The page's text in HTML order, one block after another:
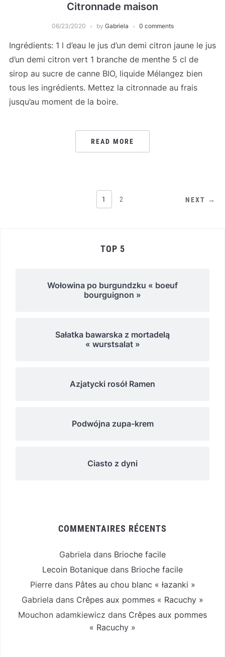
Citronnade maison
06/23/2020 by Gabriela 0 comments
Ingrédients: 1 l d’eau le jus d’un demi citron jaune le jus
d’un demi citron vert 1 branche de menthe 5 cl de
sirop au sucre de canne BIO, liquide Mélangez bien
tous les ingrédients. Mettez la citronnade au frais
jusqu’au moment de la boire.
READ MORE
1 2 NEXT →
TOP 5
Wołowina po burgundzku « boeuf
bourguignon »
Sałatka bawarska z mortadelą
« wurstsalat »
Azjatycki rosół Ramen
Podwójna zupa-krem
Ciasto z dyni
COMMENTAIRES RÉCENTS
Gabriela dans Brioche facile
Lecoin Botanique dans Brioche facile
Pierredans Pâtes au chou blanc « łazanki »
Gabriela dans Crêpes aux pommes « Racuchy »
Mouchon adamkiewicz dans Crêpes aux pommes
« Racuchy »